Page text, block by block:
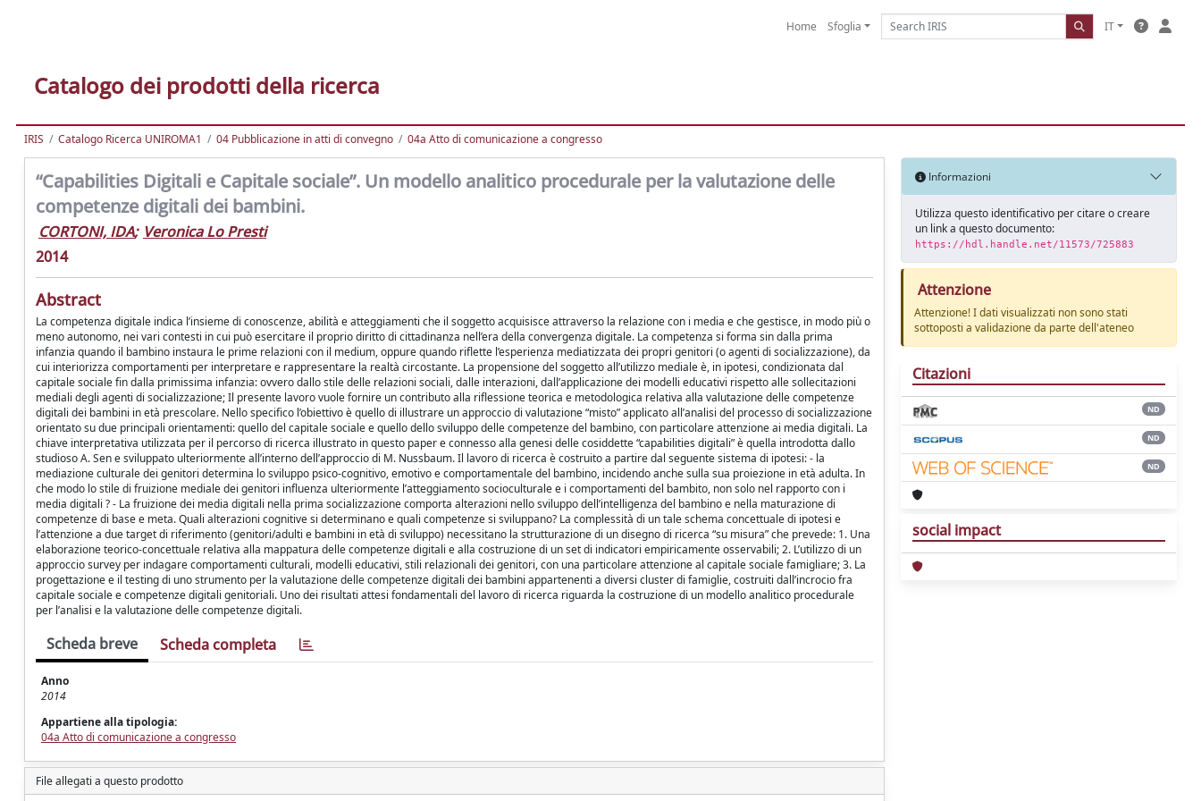
Home Sfoglia IT
Catalogo dei prodotti della ricerca
IRIS Catalogo Ricerca UNIROMA1 04 Pubblicazione in atti di convegno 04a Atto di comunicazione a congresso
“Capabilities Digitali e Capitale sociale”. Un modello analitico procedurale per la valutazione delle
competenze digitali dei bambini.
CORTONI, IDA; Veronica Lo Presti
2014
Abstract
La competenza digitale indica l’insieme di conoscenze, abilità e atteggiamenti che il soggetto acquisisce attraverso la relazione con i media e che gestisce, in modo più o
meno autonomo, nei vari contesti in cui può esercitare il proprio diritto di cittadinanza nell’era della convergenza digitale. La competenza si forma sin dalla prima
infanzia quando il bambino instaura le prime relazioni con il medium, oppure quando riflette l’esperienza mediatizzata dei propri genitori (o agenti di socializzazione), da
cui interiorizza comportamenti per interpretare e rappresentare la realtà circostante. La propensione del soggetto all’utilizzo mediale è, in ipotesi, condizionata dal
capitale sociale fin dalla primissima infanzia: ovvero dallo stile delle relazioni sociali, dalle interazioni, dall’applicazione dei modelli educativi rispetto alle sollecitazioni
mediali degli agenti di socializzazione; Il presente lavoro vuole fornire un contributo alla riflessione teorica e metodologica relativa alla valutazione delle competenze
digitali dei bambini in età prescolare. Nello specifico l’obiettivo è quello di illustrare un approccio di valutazione “misto” applicato all’analisi del processo di socializzazione
orientato su due principali orientamenti: quello del capitale sociale e quello dello sviluppo delle competenze del bambino, con particolare attenzione ai media digitali. La
chiave interpretativa utilizzata per il percorso di ricerca illustrato in questo paper e connesso alla genesi delle cosiddette “capabilities digitali” è quella introdotta dallo
studioso A. Sen e sviluppato ulteriormente all’interno dell’approccio di M. Nussbaum. Il lavoro di ricerca è costruito a partire dal seguente sistema di ipotesi: - la
mediazione culturale dei genitori determina lo sviluppo psico-cognitivo, emotivo e comportamentale del bambino, incidendo anche sulla sua proiezione in età adulta. In
che modo lo stile di fruizione mediale dei genitori influenza ulteriormente l’atteggiamento socioculturale e i comportamenti del bambito, non solo nel rapporto con i
media digitali ? - La fruizione dei media digitali nella prima socializzazione comporta alterazioni nello sviluppo dell’intelligenza del bambino e nella maturazione di
competenze di base e meta. Quali alterazioni cognitive si determinano e quali competenze si sviluppano? La complessità di un tale schema concettuale di ipotesi e
l’attenzione a due target di riferimento (genitori/adulti e bambini in età di sviluppo) necessitano la strutturazione di un disegno di ricerca “su misura” che prevede: 1. Una
elaborazione teorico-concettuale relativa alla mappatura delle competenze digitali e alla costruzione di un set di indicatori empiricamente osservabili; 2. L’utilizzo di un
approccio survey per indagare comportamenti culturali, modelli educativi, stili relazionali dei genitori, con una particolare attenzione al capitale sociale famigliare; 3. La
progettazione e il testing di uno strumento per la valutazione delle competenze digitali dei bambini appartenenti a diversi cluster di famiglie, costruiti dall’incrocio fra
capitale sociale e competenze digitali genitoriali. Uno dei risultati attesi fondamentali del lavoro di ricerca riguarda la costruzione di un modello analitico procedurale
per l’analisi e la valutazione delle competenze digitali.
Scheda breve Scheda completa
Anno
2014
Appartiene alla tipologia:
04a Atto di comunicazione a congresso
File allegati a questo prodotto
Informazioni
Utilizza questo identificativo per citare o creare
un link a questo documento:
https://hdl.handle.net/11573/725883
Attenzione
Attenzione! I dati visualizzati non sono stati
sottoposti a validazione da parte dell'ateneo
Citazioni
ND
ND
ND
social impact